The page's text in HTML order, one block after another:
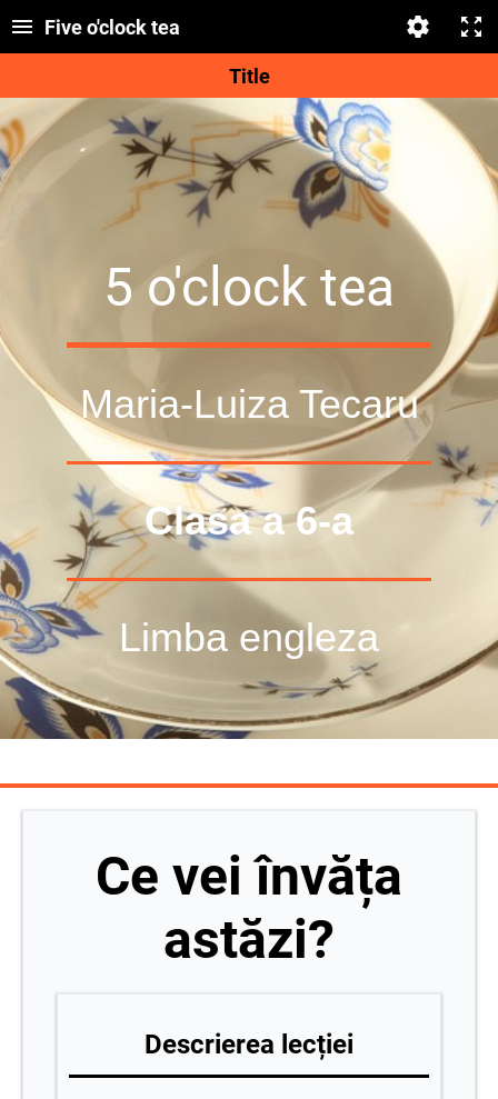
Five o'clock tea
Title
5 o'clock tea
Maria-Luiza Tecaru
Clasa a 6-a
Limba engleza
Ce vei învăța
astăzi?
Descrierea lecției